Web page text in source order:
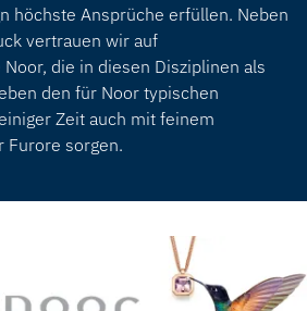
höchste Ansprüche erfüllen. Neben
vertrauen wir auf
die in diesen Disziplinen als
den für Noor typischen
Zeit auch mit feinem
Furore sorgen.